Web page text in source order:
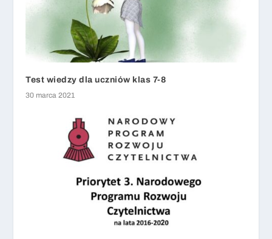
Test wiedzy dla uczniów klas 7-8
30 marca 2021